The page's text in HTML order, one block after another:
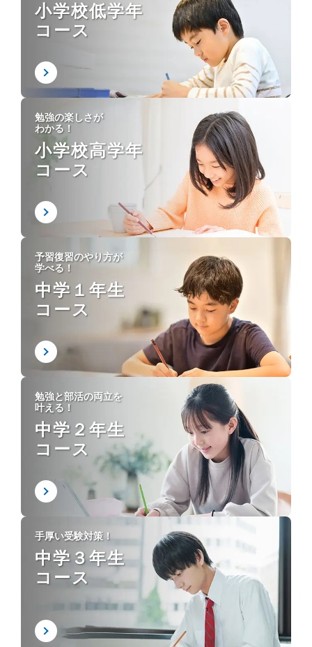
小学校低学年
コース
勉強の楽しさが
わかる！
小学校高学年
コース
予習復習のやり方が
学べる！
中学１年生
コース
勉強と部活の両立を
叶える！
中学２年生
コース
手厚い受験対策！
中学３年生
コース